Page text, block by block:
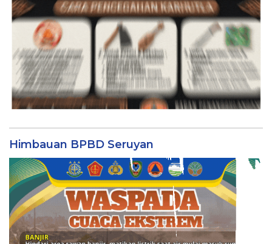
Himbauan BPBD Seruyan